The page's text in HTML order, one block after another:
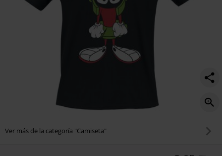
Ver más de la categoría "Camiseta"